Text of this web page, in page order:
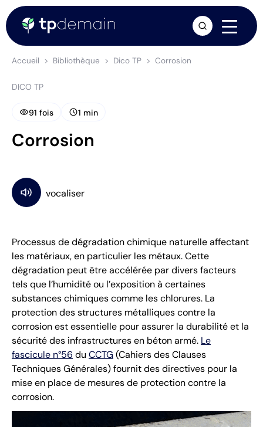
Accueil Bibliothèque Dico TP Corrosion
DICO TP
visibility91 fois schedule1 min
Corrosion
Processus de dégradation chimique naturelle affectant
les matériaux, en particulier les métaux. Cette
dégradation peut être accélérée par divers facteurs
tels que l’humidité ou l’exposition à certaines
substances chimiques comme les chlorures. La
protection des structures métalliques contre la
corrosion est essentielle pour assurer la durabilité et la
sécurité des infrastructures en béton armé. Le
fascicule n°56 du CCTG(Cahiers des Clauses
Techniques Générales) fournit des directives pour la
mise en place de mesures de protection contre la
corrosion.
arrow_forward